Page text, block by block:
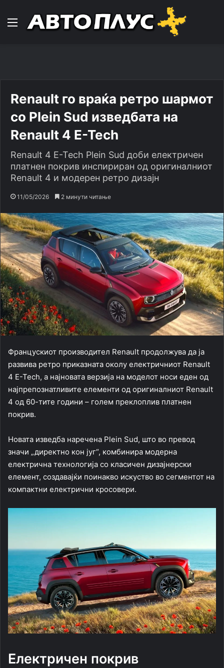
Навигација
Renault го враќа ретро шармот
со Plein Sud изведбата на
Renault 4 E-Tech
Renault 4 E-Tech Plein Sud доби електричен
платнен покрив инспириран од оригиналниот
Renault 4 и модерен ретро дизајн
11/05/2026 2 минути читање
Францускиот производител Renault продолжува да ја
развива ретро приказната околу електричниот Renault
4 E-Tech, а најновата верзија на моделот носи еден од
најпрепознатливите елементи од оригиналниот Renault
4 од 60-тите години – голем преклоплив платнен
покрив.
Новата изведба наречена Plein Sud, што во превод
значи „директно кон југ“, комбинира модерна
електрична технологија со класичен дизајнерски
елемент, создавајќи поинакво искуство во сегментот на
компактни електрични кросовери.
Електричен покрив